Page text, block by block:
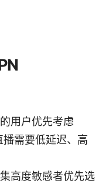
用户优先考虑
需要低延迟、高
高度敏感者优先选